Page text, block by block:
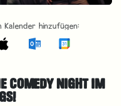
Kalender hinzufügen:
COMEDY NIGHT IM